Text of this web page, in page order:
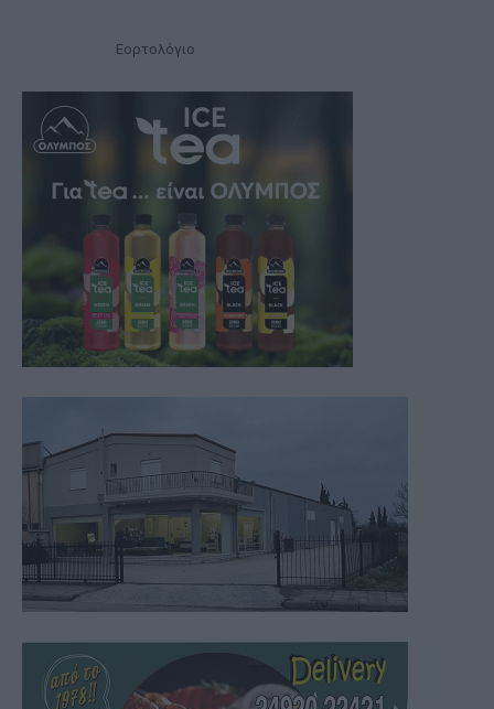
Εορτολόγιο